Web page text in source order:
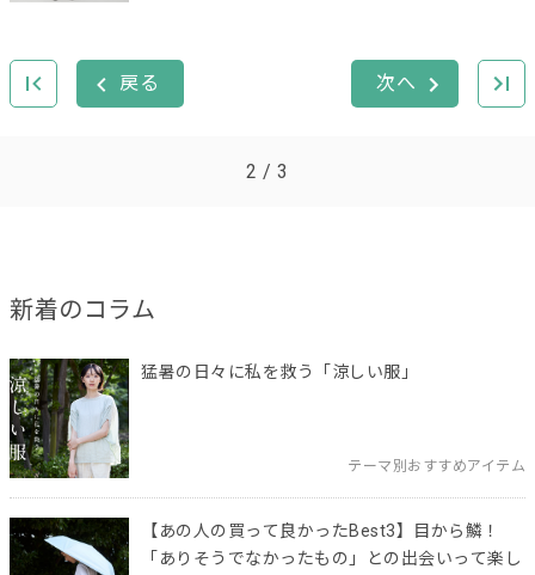
2 / 3
新着のコラム
猛暑の日々に私を救う「涼しい服」
テーマ別おすすめアイテム
【あの人の買って良かったBest3】目から鱗！
「ありそうでなかったもの」との出会いって楽し